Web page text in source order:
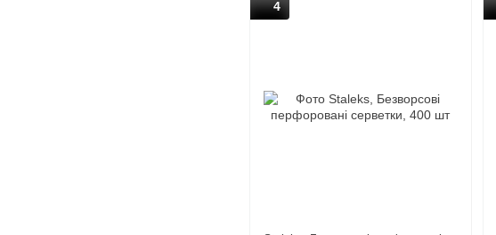
4